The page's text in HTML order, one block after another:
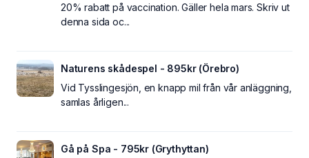
20% rabatt på vaccination. Gäller hela mars. Skriv ut
denna sida oc...
Naturens skådespel - 895kr (Örebro)
Vid Tysslingesjön, en knapp mil från vår anläggning,
samlas årligen...
Gå på Spa - 795kr (Grythyttan)